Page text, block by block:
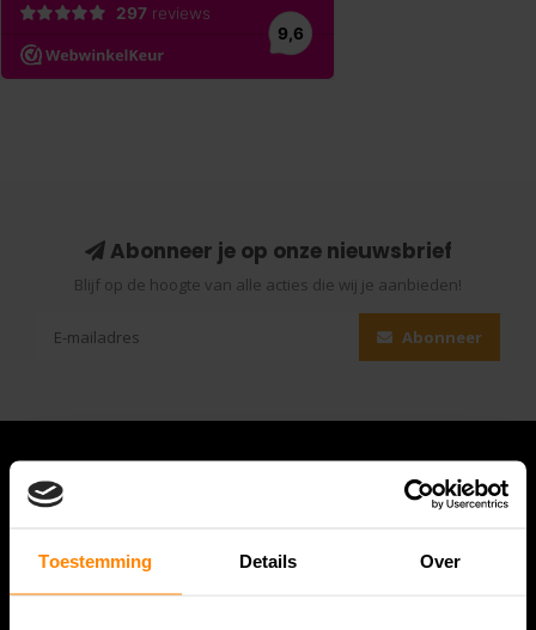
Toestemming Details Over
Abonneer je op onze nieuwsbrief
Blijf op de hoogte van alle acties die wij je aanbieden!
Abonneer